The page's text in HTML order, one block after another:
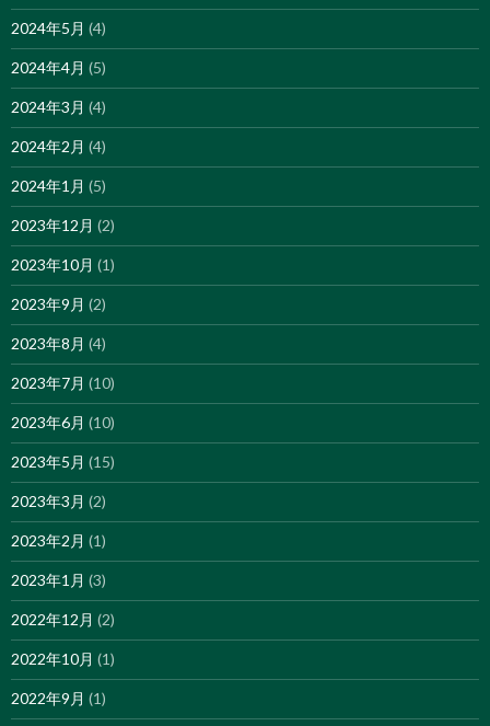
2024年5月 (4)
2024年4月 (5)
2024年3月 (4)
2024年2月 (4)
2024年1月 (5)
2023年12月 (2)
2023年10月 (1)
2023年9月 (2)
2023年8月 (4)
2023年7月 (10)
2023年6月 (10)
2023年5月 (15)
2023年3月 (2)
2023年2月 (1)
2023年1月 (3)
2022年12月 (2)
2022年10月 (1)
2022年9月 (1)